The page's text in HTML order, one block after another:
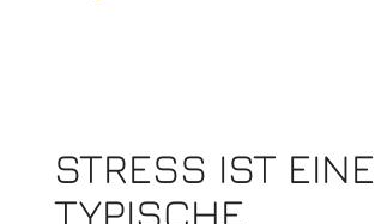
STRESS IST EINE
TYPISCHE